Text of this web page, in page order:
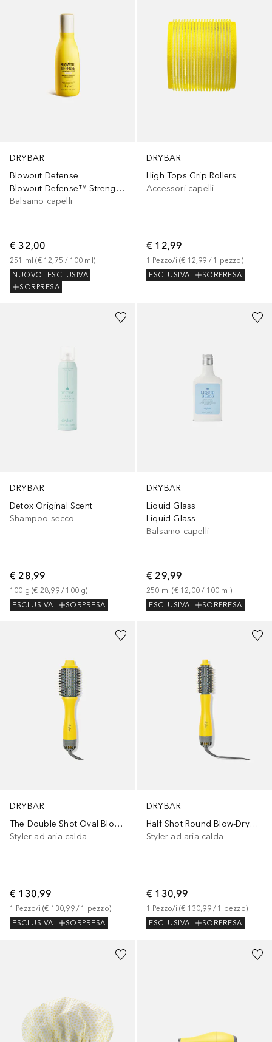
DRYBAR
Blowout Defense
Blowout Defense™ Strengthen & Extend
Balsamo capelli
€ 32,00
251 ml (€ 12,75 / 100 ml )
NUOVO
ESCLUSIVA
SORPRESA
DRYBAR
High Tops Grip Rollers
Accessori capelli
€ 12,99
1 Pezzo/i (€ 12,99 / 1 pezzo)
ESCLUSIVA
SORPRESA
DRYBAR
Detox Original Scent
Shampoo secco
€ 28,99
100 g (€ 28,99 / 100 g)
ESCLUSIVA
SORPRESA
DRYBAR
Liquid Glass
Liquid Glass
Balsamo capelli
€ 29,99
250 ml (€ 12,00 / 100 ml )
ESCLUSIVA
SORPRESA
DRYBAR
The Double Shot Oval Blow-Dryer Brush
Styler ad aria calda
€ 130,99
1 Pezzo/i (€ 130,99 / 1 pezzo)
ESCLUSIVA
SORPRESA
DRYBAR
Half Shot Round Blow-Dryer Brush
Styler ad aria calda
€ 130,99
1 Pezzo/i (€ 130,99 / 1 pezzo)
ESCLUSIVA
SORPRESA